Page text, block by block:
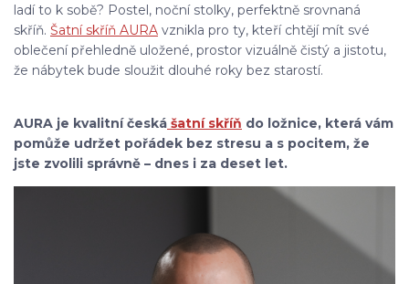
ladí to k sobě? Postel, noční stolky, perfektně srovnaná
skříň. Šatní skříň AURA vznikla pro ty, kteří chtějí mít své
oblečení přehledně uložené, prostor vizuálně čistý a jistotu,
že nábytek bude sloužit dlouhé roky bez starostí.
AURA je kvalitní česká šatní skříň do ložnice, která vám
pomůže udržet pořádek bez stresu a s pocitem, že
jste zvolili správně – dnes i za deset let.